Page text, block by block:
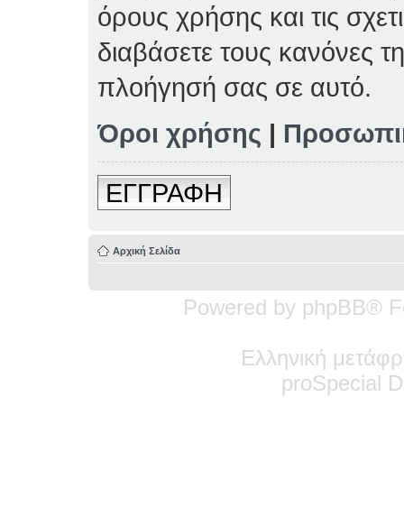
όρους χρήσης και τις
διαβάσετε τους κανόνες
πλοήγησή σας σε αυτό.
Όροι χρήσης |
ΕΓΓΡΑΦΗ
Αρχική Σελίδα
Powered by phpBB®
Ελληνική
proSpecial